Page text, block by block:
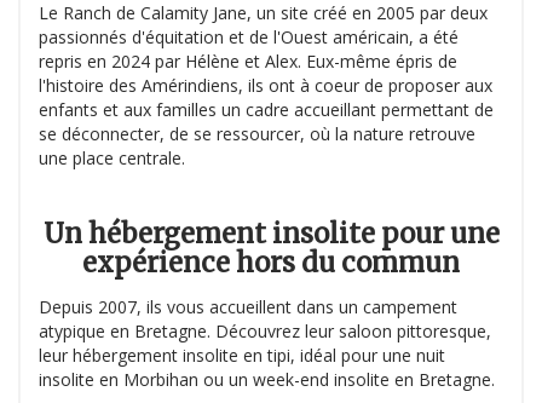
Le Ranch de Calamity Jane, un site créé en 2005 par deux
passionnés d'équitation et de l'Ouest américain, a été
repris en 2024 par Hélène et Alex. Eux-même épris de
l'histoire des Amérindiens, ils ont à coeur de proposer aux
enfants et aux familles un cadre accueillant permettant de
se déconnecter, de se ressourcer, où la nature retrouve
une place centrale.
Un hébergement insolite pour une
expérience hors du commun
Depuis 2007, ils vous accueillent dans un campement
atypique en Bretagne. Découvrez leur saloon pittoresque,
leur hébergement insolite en tipi, idéal pour une nuit
insolite en Morbihan ou un week-end insolite en Bretagne.